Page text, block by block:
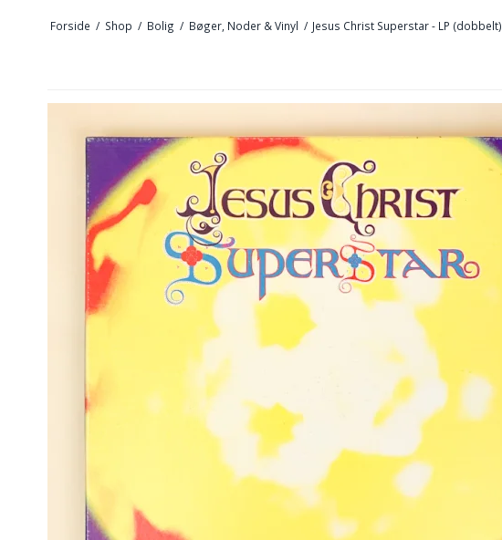
Forside / Shop / Bolig / Bøger, Noder & Vinyl / Jesus Christ Superstar - LP (dobbelt)